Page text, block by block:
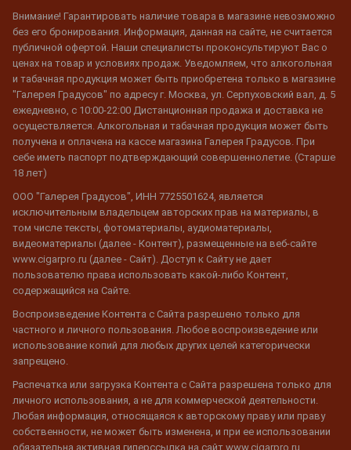
Внимание! Гарантировать наличие товара в магазине невозможно
без его бронирования. Информация, данная на сайте, не считается
публичной офертой. Наши специалисты проконсультируют Вас о
ценах на товар и условиях продаж. Уведомляем, что алкогольная
и табачная продукция может быть приобретена только в магазине
"Галерея Градусов" по адресу г. Москва, ул. Серпуховский вал, д. 5
ежедневно, с 10:00-22:00 Дистанционная продажа и доставка не
осуществляется. Алкогольная и табачная продукция может быть
получена и оплачена на кассе магазина Галерея Градусов. При
себе иметь паспорт подтверждающий совершеннолетие. (Старше
18 лет)
ООО "Галерея Градусов", ИНН 7725501624, является
исключительным владельцем авторских прав на материалы, в
том числе тексты, фотоматериалы, аудиоматериалы,
видеоматериалы (далее - Контент), размещенные на веб-сайте
www.cigarpro.ru (далее - Сайт). Доступ к Сайту не дает
пользователю права использовать какой-либо Контент,
содержащийся на Сайте.
Воспроизведение Контента с Сайта разрешено только для
частного и личного пользования. Любое воспроизведение или
использование копий для любых других целей категорически
запрещено.
Распечатка или загрузка Контента с Сайта разрешена только для
личного использования, а не для коммерческой деятельности.
Любая информация, относящаяся к авторскому праву или праву
собственности, не может быть изменена, и при ее использовании
обязательна активная гиперссылка на сайт www.cigarpro.ru